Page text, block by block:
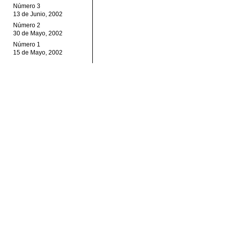
Número 3
13 de Junio, 2002
Número 2
30 de Mayo, 2002
Número 1
15 de Mayo, 2002